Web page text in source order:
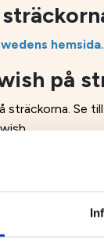
hemsida.
på
sträckorna. Se